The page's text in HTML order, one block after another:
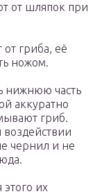
от шляпок при
от гриба, её
ножом.
нижнюю часть
аккуратно
гриб.
воздействии
чернил и не
их